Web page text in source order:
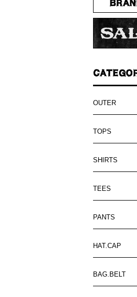
OUTER
TOPS
SHIRTS
TEES
PANTS
HAT.CAP
BAG.BELT